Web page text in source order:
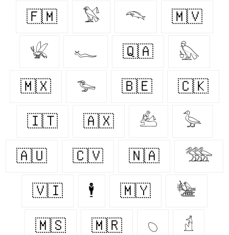
🇫🇲 𓅄 𓆞 🇲🇻
𓆤 𓆑 🇶🇦 𓅽
🇲🇽 𓅧 🇧🇪 🇨🇰
🇮🇹 🇦🇽 𓃕 𓅭
🇦🇺 🇨🇻 🇳🇦 𓅢
🇻🇮 🕴 🇲🇾 𓅋
🇲🇸 🇲🇷 𓆇 𓁢